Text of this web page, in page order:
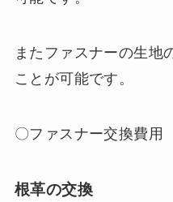
またファスナーの生地
ことが可能です。
〇ファスナー交換費
根革の交換